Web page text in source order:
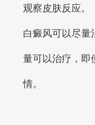
观察皮肤反应。
白癜风可以尽量
量可以治疗，即
情。